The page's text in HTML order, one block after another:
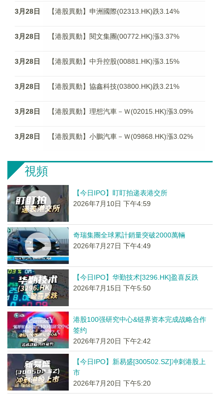
3月28日 【港股異動】申洲國際(02313.HK)跌3.14%
3月28日 【港股異動】閱文集團(00772.HK)漲3.37%
3月28日 【港股異動】中升控股(00881.HK)漲3.15%
3月28日 【港股異動】協鑫科技(03800.HK)跌3.21%
3月28日 【港股異動】理想汽車－Ｗ(02015.HK)漲3.09%
3月28日 【港股異動】小鵬汽車－Ｗ(09868.HK)漲3.02%
視頻
【今日IPO】盯盯拍递表港交所
2026年7月10日 下午4:59
奇瑞集團全球累計銷量突破2000萬輛
2026年7月27日 下午4:49
【今日IPO】华勤技术[3296.HK]盈喜反跌
2026年7月15日 下午5:50
港股100强研究中心&链界资本完成战略合作
签约
2026年7月20日 下午2:42
【今日IPO】新易盛[300502.SZ]冲刺港股上
市
2026年7月20日 下午5:20